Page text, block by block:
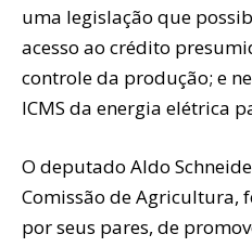
uma legislação que
acesso ao crédito
controle da produção; e
ICMS da energia elétrica
O deputado Aldo
Comissão de Agricultura,
por seus pares, de